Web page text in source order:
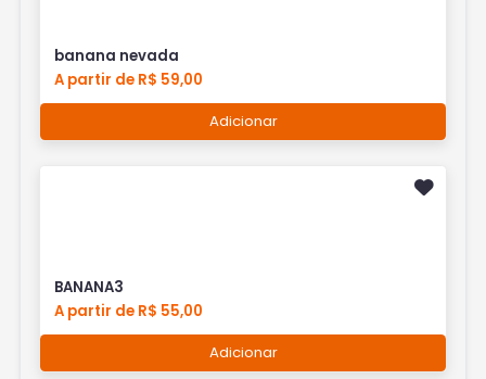
banana nevada
A partir de R$ 59,00
Adicionar
BANANA3
A partir de R$ 55,00
Adicionar